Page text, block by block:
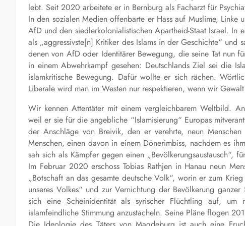
lebt. Seit 2020 arbeitete er in Bernburg als Facharzt für
In den sozialen Medien offenbarte er Hass auf Muslime,
AfD und den siedlerkolonialistischen Apartheid-Staat Israel. In
als „aggressivste[n] Kritiker des Islams in der Geschichte“
denen von AfD oder Identitärer Bewegung, die seine Tat nun
in einem Abwehrkampf gesehen: Deutschlands Ziel sei die
islamkritische Bewegung. Dafür wollte er sich rächen.
Liberale wird man im Westen nur respektieren, wenn wir
Wir kennen Attentäter mit einem vergleichbarem Weltbild.
weil er sie für die angebliche “Islamisierung“ Europas
der Anschläge von Breivik, den er verehrte, neun
Menschen, einen davon in einem Dönerimbiss, nachdem es
sah sich als Kämpfer gegen einen „Bevölkerungsaustausch“,
Im Februar 2020 erschoss Tobias Rathjen in Hanau neun
„Botschaft an das gesamte deutsche Volk“, worin er zum
unseres Volkes“ und zur Vernichtung der Bevölkerung
sich eine Scheinidentität als syrischer Flüchtling auf,
islamfeindliche Stimmung anzustacheln. Seine Pläne flogen